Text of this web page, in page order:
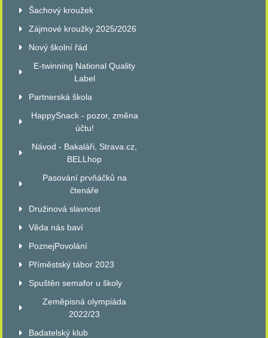
Šachový kroužek
Zájmové kroužky 2025/2026
Nový školní řád
E-twinning National Quality
Label
Partnerská škola
HappySnack - pozor, změna
účtu!
Návod - Bakaláři, Strava.cz,
BELLhop
Pasování prvňáčků na
čtenáře
Družinová slavnost
Věda nás baví
PoznejPovolání
Příměstský tábor 2023
Spuštěn semafor u školy
Zeměpisná olympiáda
2022/23
Badatelský klub